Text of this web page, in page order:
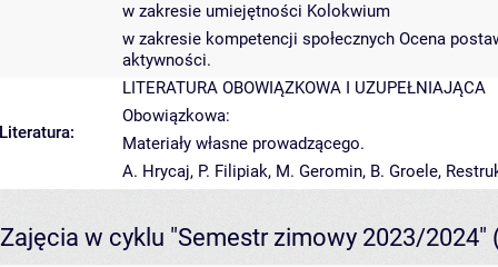
w zakresie umiejętności Kolokwium
w zakresie kompetencji społecznych Ocena
aktywności.
Literatura:
LITERATURA OBOWIĄZKOWA I UZUPEŁNIAJĄCA
Obowiązkowa:
Materiały własne prowadzącego.
A. Hrycaj, P. Filipiak, M. Geromin, B. Groele,
Zajęcia w cyklu "Semestr zimowy 2023/2024"